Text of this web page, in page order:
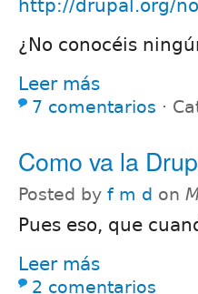
http://drupal.org/
¿No conocéis
Leer más
7 comentarios ⋅
Como va la
Posted by f m d on
Pues eso, que
Leer más
2 comentarios